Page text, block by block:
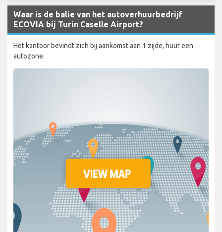
Waar is de balie van het autoverhuurbedrijf
ECOVIA bij Turin Caselle Airport?
Het kantoor bevindt zich bij aankomst aan 1 zijde, huur een
autozone.